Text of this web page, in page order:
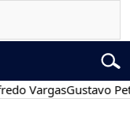
Gustavo Petro